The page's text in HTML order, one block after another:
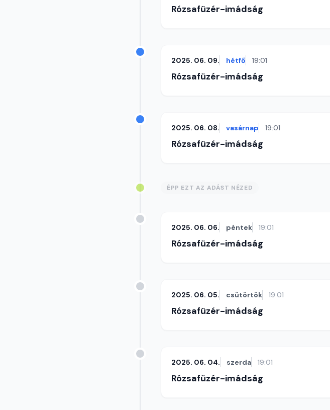
Rózsafüzér-imádság
2025. 06. 09. hétfő 19:01
Rózsafüzér-imádság
2025. 06. 08. vasárnap 19:01
Rózsafüzér-imádság
ÉPP EZT AZ ADÁST NÉZED
2025. 06. 06. péntek 19:01
Rózsafüzér-imádság
2025. 06. 05. csütörtök 19:01
Rózsafüzér-imádság
2025. 06. 04. szerda 19:01
Rózsafüzér-imádság